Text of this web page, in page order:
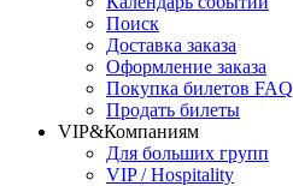
Поиск
Доставка заказа
Оформление заказа
Покупка билетов FAQ
Продать билеты
VIP&Компаниям
Для больших групп
VIP / Hospitality